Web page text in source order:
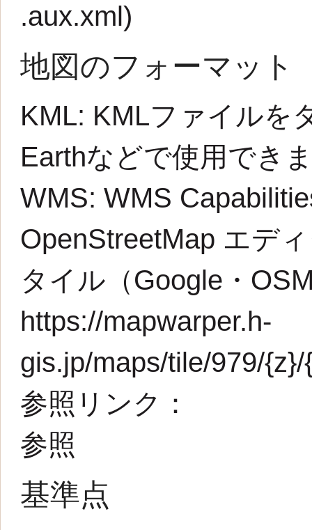
.aux.xml)
地図のフォーマット
KML: KMLファイルを
Earthなどで使用でき
WMS:WMS
OpenStreetMap エデ
タイル（Google・
https://mapwarper.h-
gis.jp/maps/tile/979/
参照リンク：
参照
基準点